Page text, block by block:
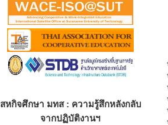
สหกิจศึกษา มทส : ความรู้สึกหลังกลับ
จากปฏิบัติงานฯ